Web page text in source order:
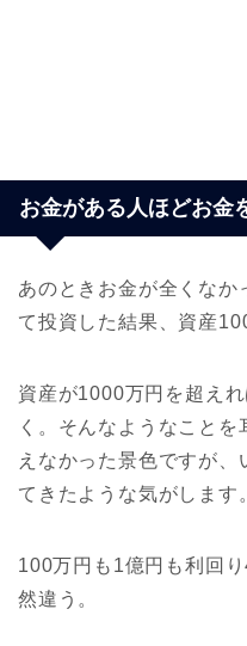
お金がある人ほどお金
あのときお金が全くなか
て投資した結果、資産
資産が1000万円を超え
く。そんなようなこと
えなかった景色ですが、
てきたような気がします
100万円も1億円も利回
然違う。